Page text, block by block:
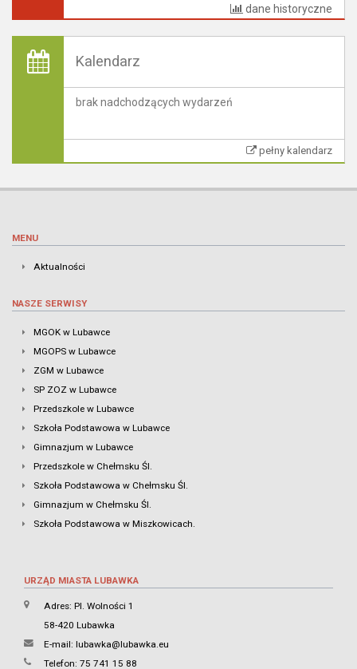
dane historyczne
Kalendarz
brak nadchodzących wydarzeń
pełny kalendarz
MENU
Aktualności
NASZE SERWISY
MGOK w Lubawce
MGOPS w Lubawce
ZGM w Lubawce
SP ZOZ w Lubawce
Przedszkole w Lubawce
Szkoła Podstawowa w Lubawce
Gimnazjum w Lubawce
Przedszkole w Chełmsku Śl.
Szkoła Podstawowa w Chełmsku Śl.
Gimnazjum w Chełmsku Śl.
Szkoła Podstawowa w Miszkowicach.
URZĄD MIASTA LUBAWKA
Adres: Pl. Wolności 1
58-420 Lubawka
E-mail: lubawka@lubawka.eu
Telefon: 75 741 15 88